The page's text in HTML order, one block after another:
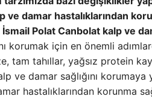
ve damar hastalıklarından
Polat Canbolat kalp ve
korumak için en önemli
tam tahıllar, yağsız protein
ve damar sağlığını korumaya
hastalıklarından korunma